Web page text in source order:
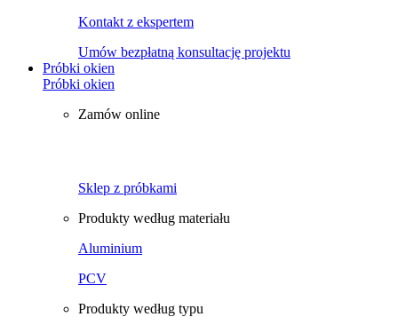
Kontakt z ekspertem
Umów bezpłatną konsultację projektu
Próbki okien
Próbki okien
Zamów online
Sklep z próbkami
Produkty według materiału
Aluminium
PCV
Produkty według typu